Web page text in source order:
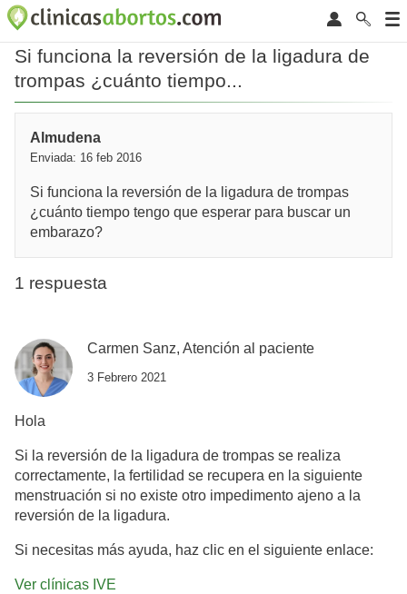
Si funciona la reversión de la ligadura de
trompas ¿cuánto tiempo...
Almudena
Enviada: 16 feb 2016
Si funciona la reversión de la ligadura de trompas
¿cuánto tiempo tengo que esperar para buscar un
embarazo?
1 respuesta
Carmen Sanz, Atención al paciente
3 Febrero 2021
Hola
Si la reversión de la ligadura de trompas se realiza
correctamente, la fertilidad se recupera en la siguiente
menstruación si no existe otro impedimento ajeno a la
reversión de la ligadura.
Si necesitas más ayuda, haz clic en el siguiente enlace:
Ver clínicas IVE